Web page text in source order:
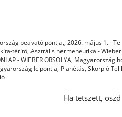
beavató pontja,, 2026. május 1. -
térítő, Asztrális hermeneutika -
- WIEBER ORSOLYA, Magyarország
Ic pontja, Planétás, Skorpió
Ha tetszett,